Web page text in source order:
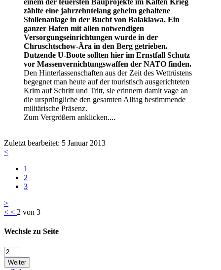
einem der teuersten Bauprojekte im Kalten Krieg
zählte eine jahrzehntelang geheim gehaltene
Stollenanlage in der Bucht von Balaklawa. Ein
ganzer Hafen mit allen notwendigen
Versorgungseinrichtungen wurde in der
Chruschtschow-Ära in den Berg getrieben.
Dutzende U-Boote sollten hier im Ernstfall Schutz
vor Massenvernichtungswaffen der NATO finden.
Den Hinterlassenschaften aus der Zeit des Wettrüstens
begegnet man heute auf der touristisch ausgerichteten
Krim auf Schritt und Tritt, sie erinnern damit vage an
die ursprüngliche den gesamten Alltag bestimmende
militärische Präsenz.
Zum Vergrößern anklicken....
Zuletzt bearbeitet: 5 Januar 2013
<
1
2
3
>
< < 2 von 3
Wechsle zu Seite
Weiter